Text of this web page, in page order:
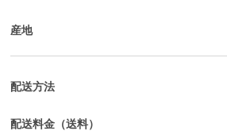
産地
配送方法
配送料金（送料）